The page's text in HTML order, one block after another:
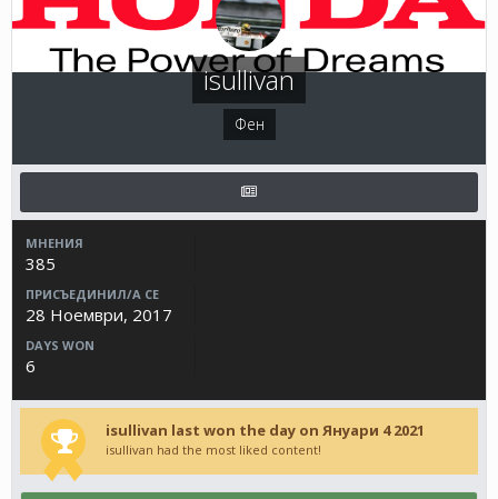
isullivan
Фен
МНЕНИЯ
385
ПРИСЪЕДИНИЛ/А СЕ
28 Ноември, 2017
DAYS WON
6
isullivan last won the day on Януари 4 2021
isullivan had the most liked content!